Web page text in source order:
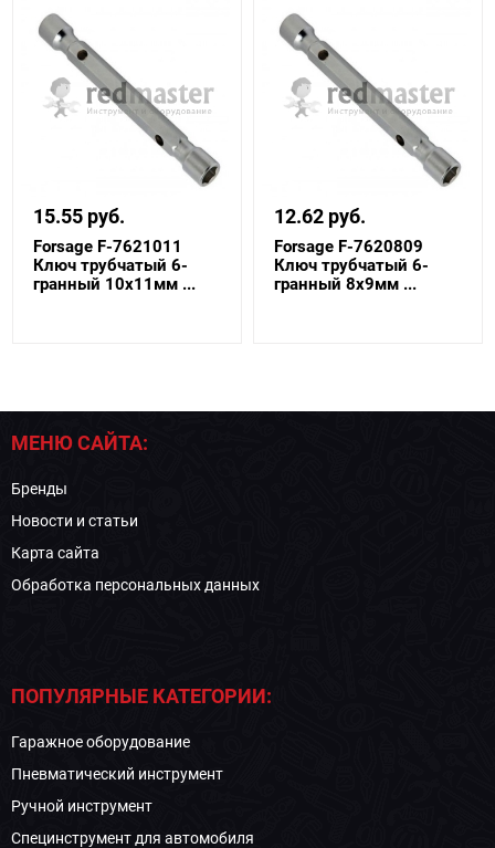
15.55 руб.
Forsage F-7621011
Ключ трубчатый 6-
гранный 10х11мм ...
12.62 руб.
Forsage F-7620809
Ключ трубчатый 6-
гранный 8х9мм ...
МЕНЮ САЙТА:
Бренды
Новости и статьи
Карта сайта
Обработка персональных данных
ПОПУЛЯРНЫЕ КАТЕГОРИИ:
Гаражное оборудование
Пневматический инструмент
Ручной инструмент
Специнструмент для автомобиля